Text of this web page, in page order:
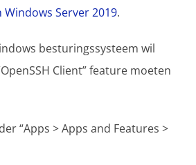
Windows Server 2019.
besturingssysteem wil
Client” feature moeten
“Apps > Apps and Features >